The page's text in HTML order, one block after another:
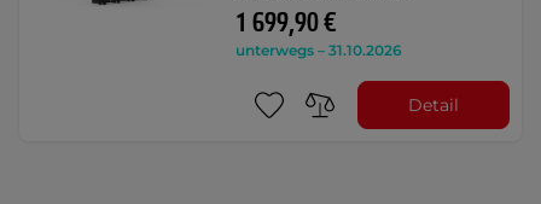
1 699,90 €
unterwegs – 31.10.2026
Detail